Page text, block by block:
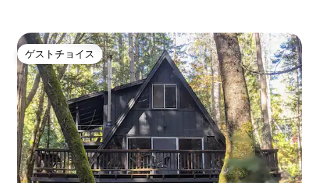
ゲストチョイス
ゲストチョイス